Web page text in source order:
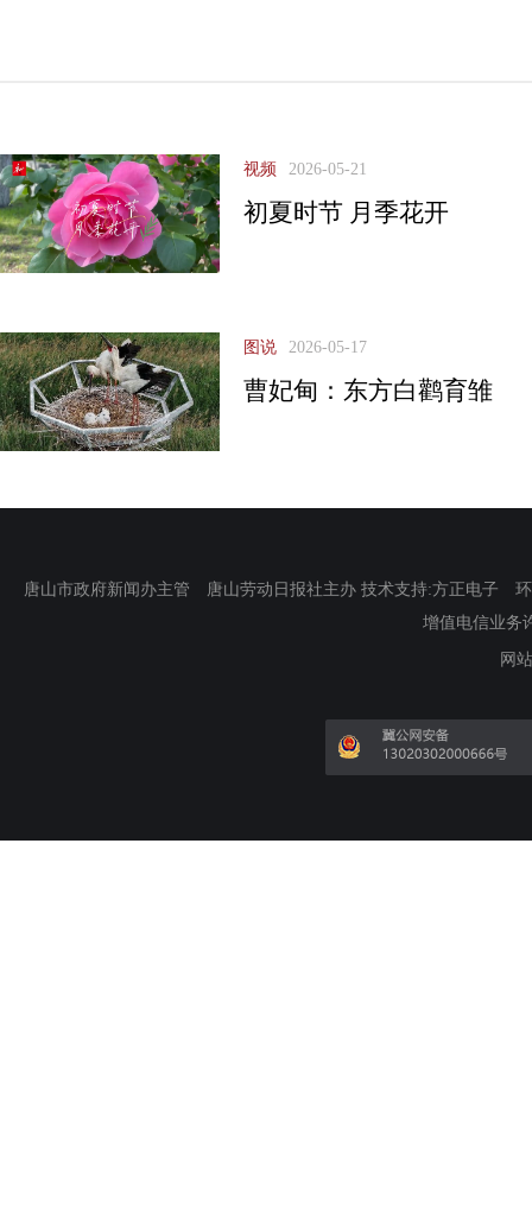
视频 2026-05-21
初夏时节 月季花开
图说 2026-05-17
曹妃甸：东方白鹳育雏
唐山市政府新闻办主管 唐山劳动日报社主办 技术支持:方正电子
增值电信业务
网